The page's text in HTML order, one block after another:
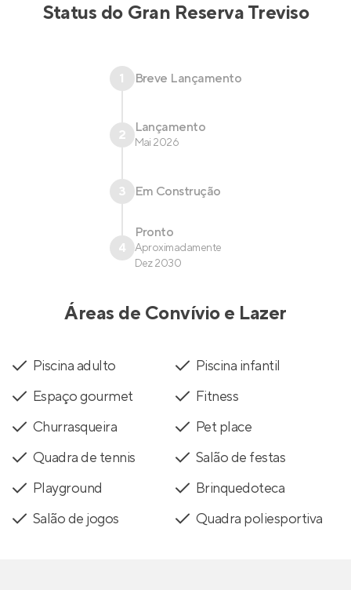
Status do Gran Reserva Treviso
1 Breve Lançamento
2 Lançamento
Mai 2026
3 Em Construção
4
Pronto
Aproximadamente
Dez 2030
Áreas de Convívio e Lazer
Piscina adulto
Piscina infantil
Espaço gourmet
Fitness
Churrasqueira
Pet place
Quadra de tennis
Salão de festas
Playground
Brinquedoteca
Salão de jogos
Quadra poliesportiva